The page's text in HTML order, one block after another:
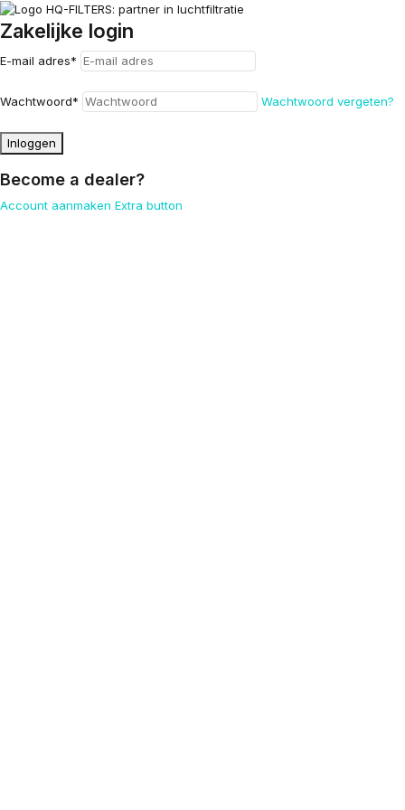
Zakelijke login
E-mail adres*
Wachtwoord* Wachtwoord vergeten?
Inloggen
Become a dealer?
Account aanmaken Extra button